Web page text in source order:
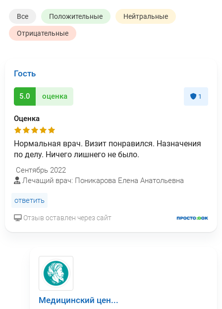
Все Положительные Нейтральные
Отрицательные
Гость
5.0 оценка 1
Оценка
Нормальная врач. Визит понравился. Назначения
по делу. Ничего лишнего не было.
Сентябрь 2022
Лечащий врач: Поникарова Елена Анатольевна
ответить
Отзыв оставлен через сайт
Медицинский цен...